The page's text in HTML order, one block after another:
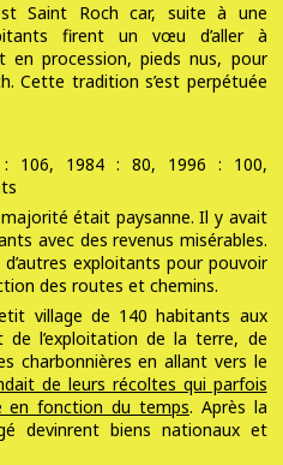
Saint Roch car, suite à une
firent un vœu d’aller à
procession, pieds nus, pour
Cette tradition s’est perpétuée
106, 1984 : 80, 1996 : 100,
était paysanne. Il y avait
avec des revenus misérables.
exploitants pour pouvoir
des routes et chemins.
village de 140 habitants aux
de l’exploitation de la terre, de
charbonnières en allant vers le
de leurs récoltes qui parfois
en fonction du temps. Après la
devinrent biens nationaux et